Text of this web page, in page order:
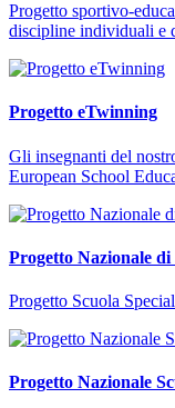
Progetto sportivo-
discipline individuali e
Progetto eTwinning
Gli insegnanti del
European School
Progetto Nazionale
Progetto Scuola
Progetto Nazionale